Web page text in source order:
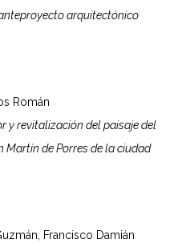
arquitectónico
Román
y revitalización del paisaje del
Martín de Porres de la ciudad
Francisco Damián